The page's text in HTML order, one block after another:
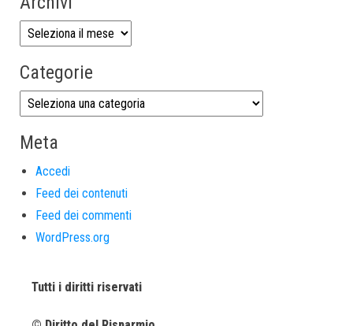
Categorie
Meta
Accedi
Feed dei contenuti
Feed dei commenti
WordPress.org
Tutti i diritti riservati